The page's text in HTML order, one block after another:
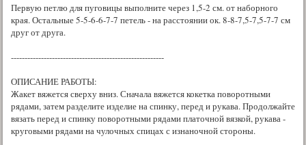
Первую петлю для пуговицы выполните через 1,5-2 см. от наборного
края. Остальные 5-5-6-6-7-7 петель - на расстоянии ок. 8-8-7,5-7,5-7-7 см
друг от друга.
--------------------------------------------------------
ОПИСАНИЕ РАБОТЫ:
Жакет вяжется сверху вниз. Сначала вяжется кокетка поворотными
рядами, затем разделите изделие на спинку, перед и рукава. Продолжайте
вязать перед и спинку поворотными рядами платочной вязкой, рукава -
круговыми рядами на чулочных спицах с изнаночной стороны.